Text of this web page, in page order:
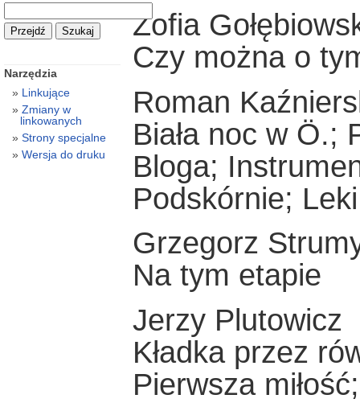
Zofia
Czy można o
Roman
Biała noc w Ö.;
Bloga;
Podskórnie; Leki
Grzegorz
Na tym etapie
Jerzy Plutowicz
Kładka przez
Pierwsza
Narzędzia
Linkujące
Zmiany w
linkowanych
Strony specjalne
Wersja do druku